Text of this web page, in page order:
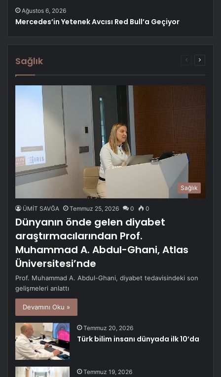
Ağustos 6, 2026
Mercedes’in Yetenek Avcısı Red Bull’a Geçiyor
Sağlık
ÖncekiSonraki
Sağlık
ÜMİT SAVĞA Temmuz 25, 2026 0 0
Dünyanın önde gelen diyabet
araştırmacılarından Prof.
Muhammad A. Abdul-Ghani, Atlas
Üniversitesi’nde
Prof. Muhammad A. Abdul-Ghani, diyabet tedavisindeki son
gelişmeleri anlattı
Devamını Oku »
Temmuz 20, 2026
Türk bilim insanı dünyada ilk 10’da
Temmuz 19, 2026